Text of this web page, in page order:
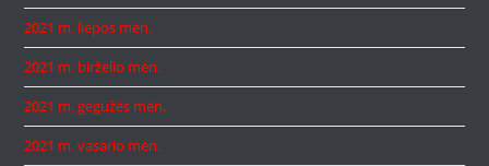
2021 m. liepos mėn.
2021 m. birželio mėn.
2021 m. gegužės mėn.
2021 m. vasario mėn.